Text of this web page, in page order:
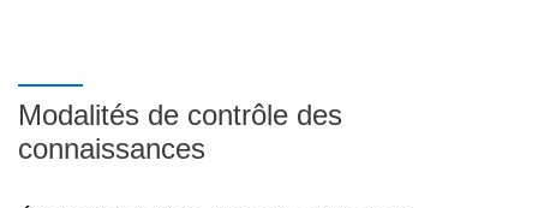
Modalités de contrôle des
connaissances